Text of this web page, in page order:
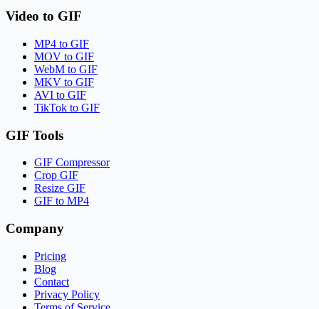
Video to GIF
MP4 to GIF
MOV to GIF
WebM to GIF
MKV to GIF
AVI to GIF
TikTok to GIF
GIF Tools
GIF Compressor
Crop GIF
Resize GIF
GIF to MP4
Company
Pricing
Blog
Contact
Privacy Policy